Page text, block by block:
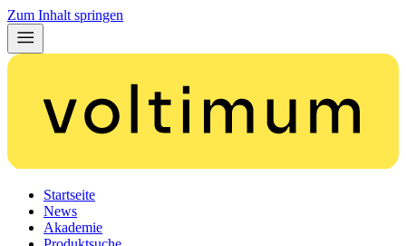
Zum Inhalt springen
Startseite
News
Akademie